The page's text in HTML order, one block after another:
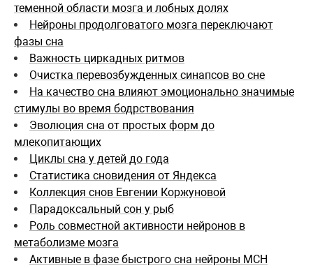
теменной области мозга и лобных долях
Нейроны продолговатого мозга переключают
фазы сна
Важность циркадных ритмов
Очистка перевозбужденных синапсов во сне
На качество сна влияют эмоционально значимые
стимулы во время бодрствования
Эволюция сна от простых форм до
млекопитающих
Циклы сна у детей до года
Статистика сновидения от Яндекса
Коллекция снов Евгении Коржуновой
Парадоксальный сон у рыб
Роль совместной активности нейронов в
метаболизме мозга
Активные в фазе быстрого сна нейроны MCH